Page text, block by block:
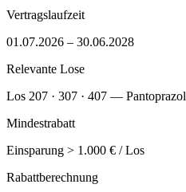
Vertragslaufzeit
01.07.2026 – 30.06.2028
Relevante Lose
Los 207 · 307 · 407 — Pantoprazol
Mindestrabatt
Einsparung > 1.000 € / Los
Rabattberechnung